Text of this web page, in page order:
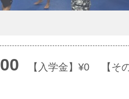
【入学金】¥0 【そ